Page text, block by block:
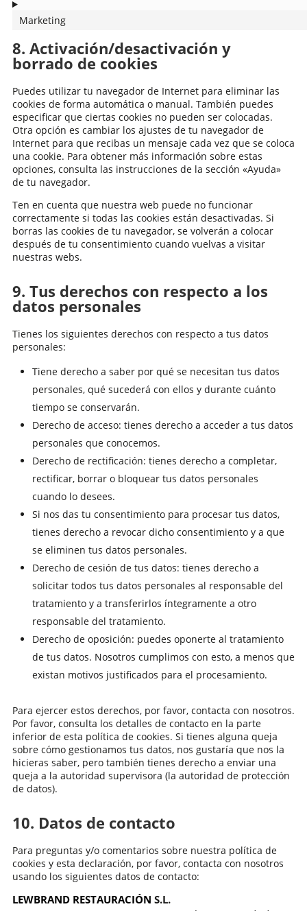
Marketing
8. Activación/desactivación y
borrado de cookies
Puedes utilizar tu navegador de Internet para eliminar las
cookies de forma automática o manual. También puedes
especificar que ciertas cookies no pueden ser colocadas.
Otra opción es cambiar los ajustes de tu navegador de
Internet para que recibas un mensaje cada vez que se coloca
una cookie. Para obtener más información sobre estas
opciones, consulta las instrucciones de la sección «Ayuda»
de tu navegador.
Ten en cuenta que nuestra web puede no funcionar
correctamente si todas las cookies están desactivadas. Si
borras las cookies de tu navegador, se volverán a colocar
después de tu consentimiento cuando vuelvas a visitar
nuestras webs.
9. Tus derechos con respecto a los
datos personales
Tienes los siguientes derechos con respecto a tus datos
personales:
Tiene derecho a saber por qué se necesitan tus datos
personales, qué sucederá con ellos y durante cuánto
tiempo se conservarán.
Derecho de acceso: tienes derecho a acceder a tus datos
personales que conocemos.
Derecho de rectificación: tienes derecho a completar,
rectificar, borrar o bloquear tus datos personales
cuando lo desees.
Si nos das tu consentimiento para procesar tus datos,
tienes derecho a revocar dicho consentimiento y a que
se eliminen tus datos personales.
Derecho de cesión de tus datos: tienes derecho a
solicitar todos tus datos personales al responsable del
tratamiento y a transferirlos íntegramente a otro
responsable del tratamiento.
Derecho de oposición: puedes oponerte al tratamiento
de tus datos. Nosotros cumplimos con esto, a menos que
existan motivos justificados para el procesamiento.
Para ejercer estos derechos, por favor, contacta con nosotros.
Por favor, consulta los detalles de contacto en la parte
inferior de esta política de cookies. Si tienes alguna queja
sobre cómo gestionamos tus datos, nos gustaría que nos la
hicieras saber, pero también tienes derecho a enviar una
queja a la autoridad supervisora (la autoridad de protección
de datos).
10. Datos de contacto
Para preguntas y/o comentarios sobre nuestra política de
cookies y esta declaración, por favor, contacta con nosotros
usando los siguientes datos de contacto:
LEWBRAND RESTAURACIÓN S.L.